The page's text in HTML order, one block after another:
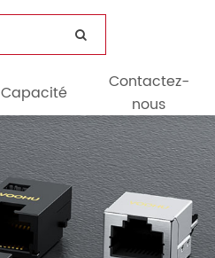
Capacité
Contactez-
nous